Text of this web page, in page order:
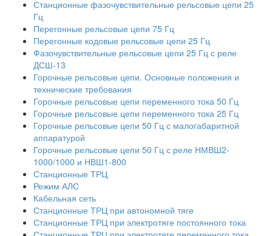
Станционные фазочувствительные рельсовые цепи 25
Гц
Перегонные рельсовые цепи 75 Гц
Перегонные кодовые рельсовые цепи 25 Гц
Фазочувствительные рельсовые цепи 25 Гц с реле
ДСШ-13
Горочные рельсовые цепи. Основные положения и
технические требования
Горочные рельсовые цепи переменного тока 50 Гц
Горочные рельсовые цепи переменного тока 25 Гц
Горочные рельсовые цепи 50 Гц с малогабаритной
аппаратурой
Горочные рельсовые цепи 50 Гц с реле НМВШ2-
1000/1000 и НВШ1-800
Станционные ТРЦ
Режим АЛС
Кабельная сеть
Станционные ТРЦ при автономной тяге
Станционные ТРЦ при электротяге постоянного тока